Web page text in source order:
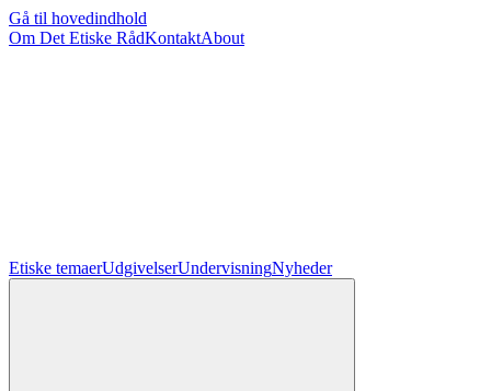
Gå til hovedindhold
Om Det Etiske RådKontaktAbout
Etiske temaerUdgivelserUndervisningNyheder